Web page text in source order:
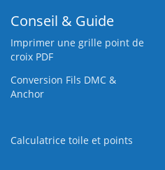
Conseil & Guide
Imprimer une grille point de
croix PDF
Conversion Fils DMC &
Anchor
Calculatrice toile et points